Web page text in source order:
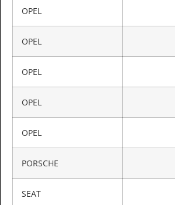
OPEL
OPEL
OPEL
OPEL
OPEL
PORSCHE
SEAT